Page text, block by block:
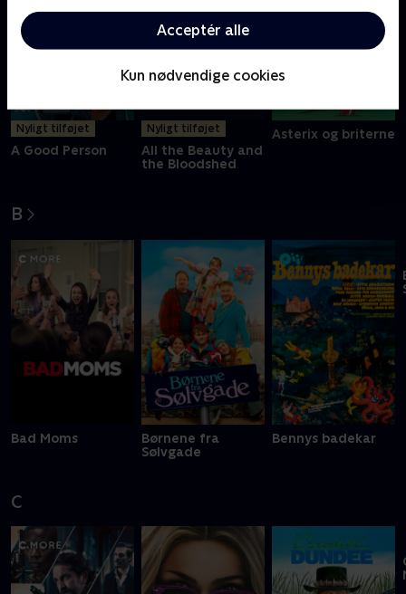
Acceptér alle
Kun nødvendige cookies
All the Beauty and
B
Børnene fra
C